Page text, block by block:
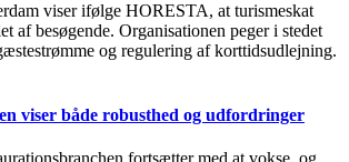
viser ifølge HORESTA, at turismeskat
af besøgende. Organisationen peger i stedet
og regulering af korttidsudlejning.
viser både robusthed og udfordringer
fortsætter med at vokse, og